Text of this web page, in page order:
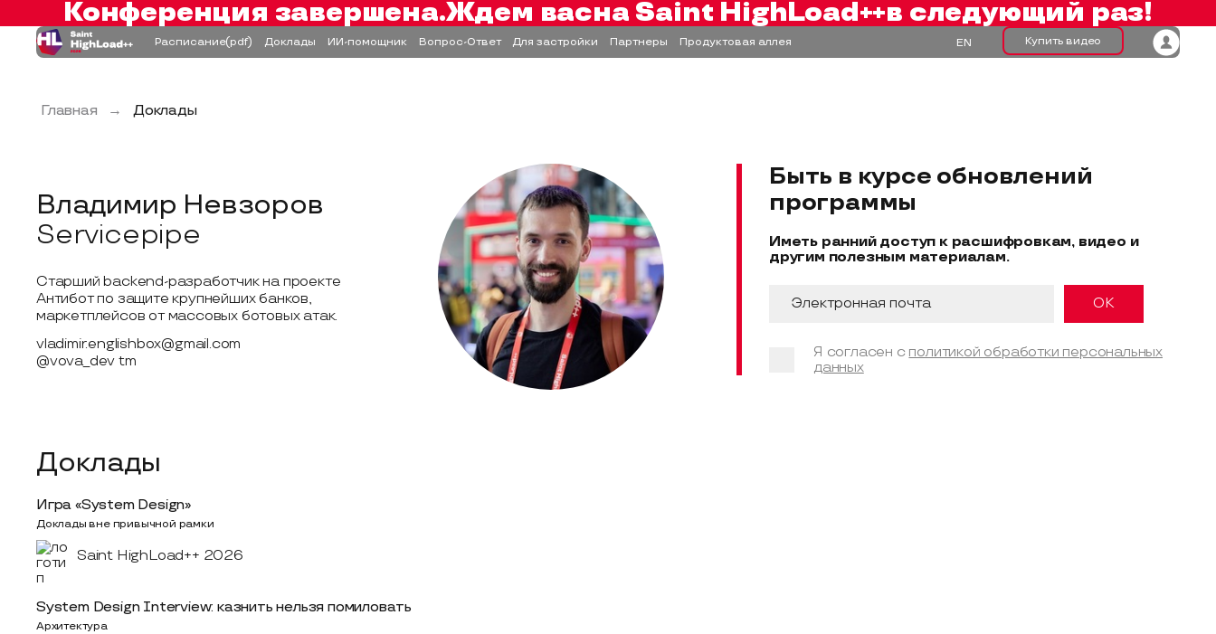
Конференция завершена.Ждем васна Saint HighLoad++в следующий раз!
Расписание(pdf) Доклады ИИ-помощник Вопрос-Ответ Для застройки Партнеры Продуктовая аллея EN Купить видео
Главная → Доклады
Владимир Невзоров
Servicepipe
Старший backend-разработчик на проекте
Антибот по защите крупнейших банков,
маркетплейсов от массовых ботовых атак.
vladimir.englishbox@gmail.com
@vova_dev tm
Доклады
Игра «System Design»
Доклады вне привычной рамки
Saint HighLoad++ 2026
System Design Interview: казнить нельзя помиловать
Архитектура
Быть в курсе обновлений
программы
Иметь ранний доступ к расшифровкам, видео и
другим полезным материалам.
Я согласен с политикой обработки персональных
данных